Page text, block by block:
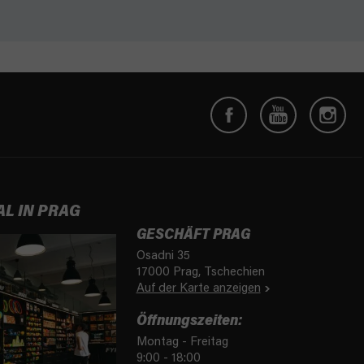
IN PRAG
GESCHÄFT PRAG
Osadni 35
17000 Prag, Tschechien
Auf der Karte anzeigen
Öffnungszeiten:
Montag - Freitag
9:00 - 18:00